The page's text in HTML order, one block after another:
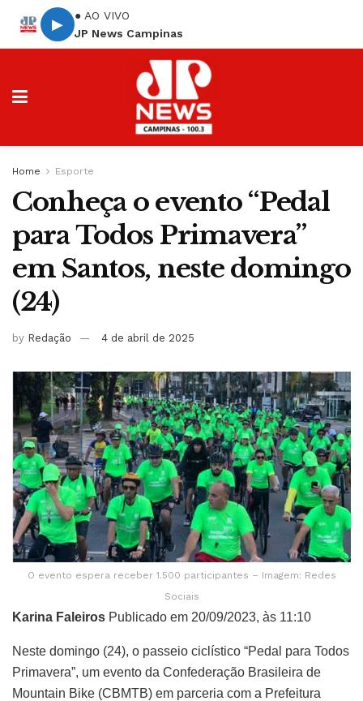
▶
● AO VIVO
JP News Campinas
Home Esporte
Conheça o evento “Pedal
para Todos Primavera”
em Santos, neste domingo
(24)
by Redação 4 de abril de 2025
O evento espera receber 1.500 participantes – Imagem: Redes
Sociais
Karina Faleiros Publicado em 20/09/2023, às 11:10
Neste domingo (24), o passeio ciclístico “Pedal para Todos
Primavera”, um evento da Confederação Brasileira de
Mountain Bike (CBMTB) em parceria com a Prefeitura